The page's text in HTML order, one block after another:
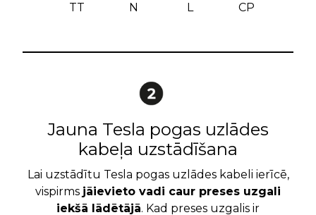
TT N L CP
Jauna Tesla pogas uzlādes
kabeļa uzstādīšana
Lai uzstādītu Tesla pogas uzlādes kabeli ierīcē,
vispirms jāievieto vadi caur preses uzgali
iekšā lādētājā. Kad preses uzgalis ir